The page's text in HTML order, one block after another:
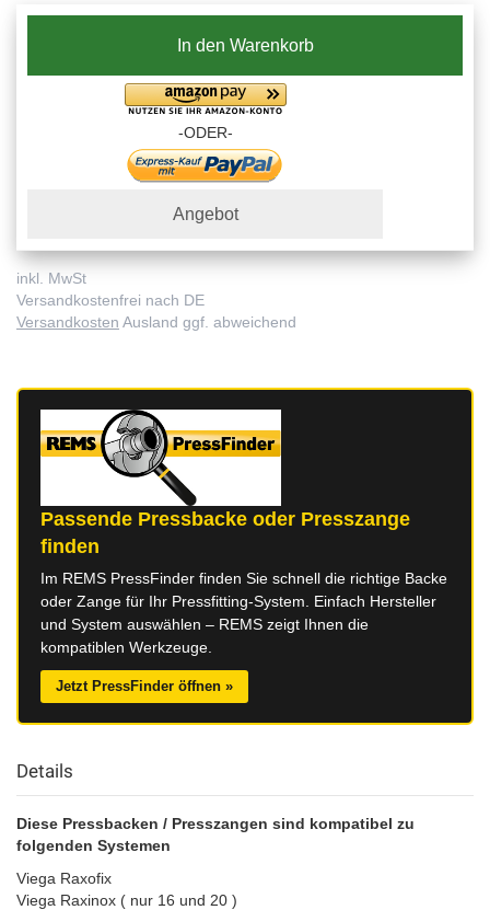
In den Warenkorb
-ODER-
Angebot
inkl. MwSt
Versandkostenfrei nach DE
Versandkosten Ausland ggf. abweichend
Passende Pressbacke oder Presszange
finden
Im REMS PressFinder finden Sie schnell die richtige Backe
oder Zange für Ihr Pressfitting-System. Einfach Hersteller
und System auswählen – REMS zeigt Ihnen die
kompatiblen Werkzeuge.
Jetzt PressFinder öffnen »
Details
Diese Pressbacken / Presszangen sind kompatibel zu
folgenden Systemen
Viega Raxofix
Viega Raxinox ( nur 16 und 20 )